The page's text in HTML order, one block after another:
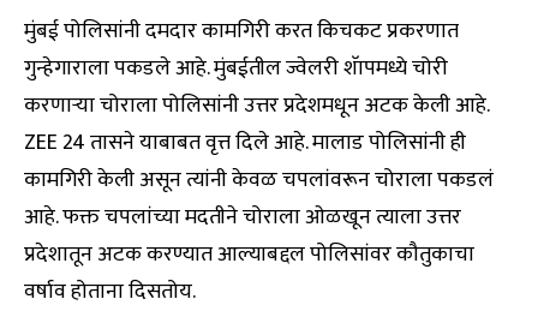
मुंबई पोलिसांनी दमदार कामगिरी करत किचकट प्रकरणात
गुन्हेगाराला पकडले आहे. मुंबईतील ज्वेलरी शॅापमध्ये चोरी
करणाऱ्या चोराला पोलिसांनी उत्तर प्रदेशमधून अटक केली आहे.
ZEE 24 तासने याबाबत वृत्त दिले आहे. मालाड पोलिसांनी ही
कामगिरी केली असून त्यांनी केवळ चपलांवरून चोराला पकडलं
आहे. फक्त चपलांच्या मदतीने चोराला ओळखून त्याला उत्तर
प्रदेशातून अटक करण्यात आल्याबद्दल पोलिसांवर कौतुकाचा
वर्षाव होताना दिसतोय.